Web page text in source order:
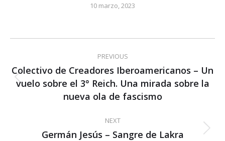
10 marzo, 2023
navigation
PREVIOUS
Previous
post:
Colectivo de Creadores Iberoamericanos – Un
vuelo sobre el 3° Reich. Una mirada sobre la
nueva ola de fascismo
NEXT
Next
Germán Jesús – Sangre de Lakra